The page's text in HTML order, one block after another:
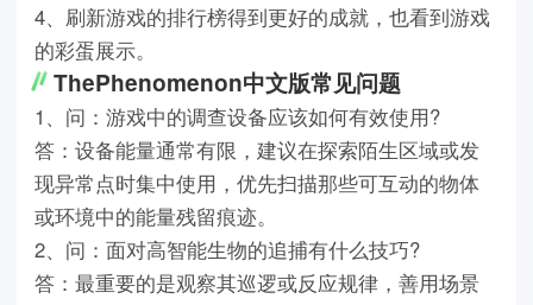
4、刷新游戏的排行榜得到更好的成就，也看到游戏
的彩蛋展示。
ThePhenomenon中文版常见问题
1、问：游戏中的调查设备应该如何有效使用?
答：设备能量通常有限，建议在探索陌生区域或发
现异常点时集中使用，优先扫描那些可互动的物体
或环境中的能量残留痕迹。
2、问：面对高智能生物的追捕有什么技巧?
答：最重要的是观察其巡逻或反应规律，善用场景